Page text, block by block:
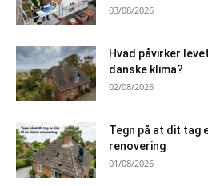
03/08/2026
Hvad påvirker
danske klima?
02/08/2026
Tegn på at dit tag
renovering
01/08/2026